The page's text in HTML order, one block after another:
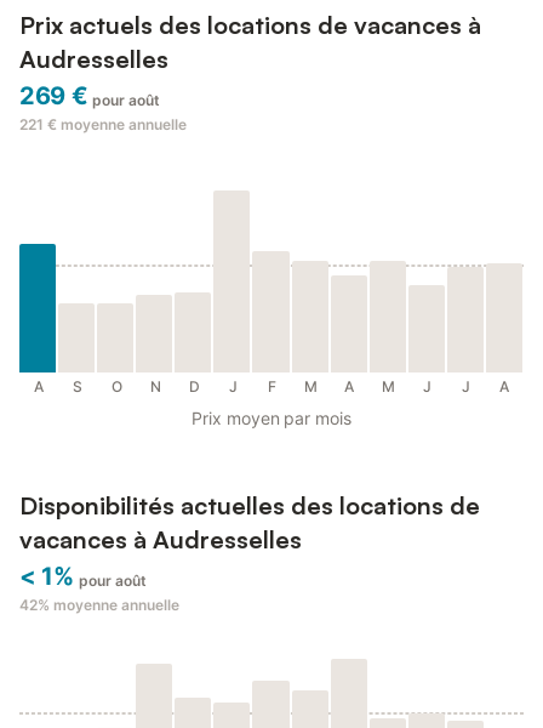
Prix actuels des locations de vacances à
Audresselles
269 € pour août
221 € moyenne annuelle
A S O N D J F M A M J J A
Prix moyen par mois
Disponibilités actuelles des locations de
vacances à Audresselles
< 1% pour août
42% moyenne annuelle